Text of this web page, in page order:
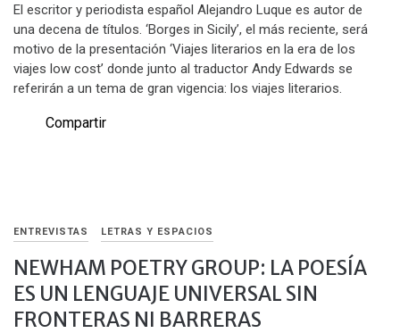
El escritor y periodista español Alejandro Luque es autor de
una decena de títulos. ‘Borges in Sicily’, el más reciente, será
motivo de la presentación ‘Viajes literarios en la era de los
viajes low cost’ donde junto al traductor Andy Edwards se
referirán a un tema de gran vigencia: los viajes literarios.
Compartir
ENTREVISTAS LETRAS Y ESPACIOS
NEWHAM POETRY GROUP: LA POESÍA
ES UN LENGUAJE UNIVERSAL SIN
FRONTERAS NI BARRERAS